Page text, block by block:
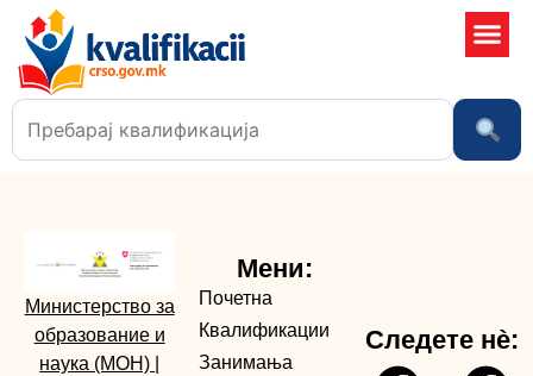
Министерство за
образование и
наука (МОН)
Мени:
Почетна
Квалификации
Занимања
Следете нè: